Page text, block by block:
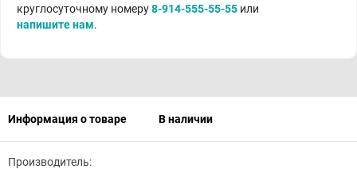
круглосуточному номеру8-914-555-55-55 или
напишите нам.
Информация о товаре В наличии
Производитель: